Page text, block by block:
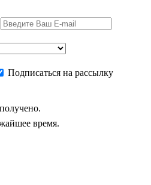
Подписаться на рассылку
время.